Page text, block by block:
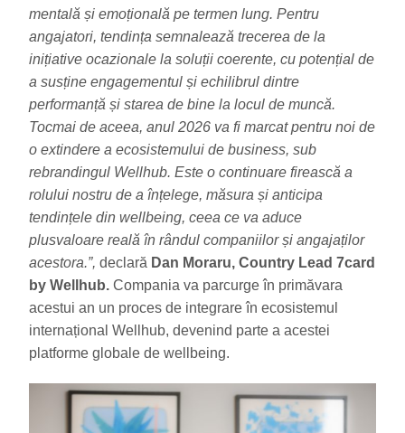
mentală și emoțională pe termen lung. Pentru
angajatori, tendința semnalează trecerea de la
inițiative ocazionale la soluții coerente, cu potențial de
a susține engagementul și echilibrul dintre
performanță și starea de bine la locul de muncă.
Tocmai de aceea, anul 2026 va fi marcat pentru noi de
o extindere a ecosistemului de business, sub
rebrandingul Wellhub. Este o continuare firească a
rolului nostru de a înțelege, măsura și anticipa
tendințele din wellbeing, ceea ce va aduce
plusvaloare reală în rândul companiilor și angajaților
acestora.”, declară Dan Moraru, Country Lead 7card
by Wellhub. Compania va parcurge în primăvara
acestui an un proces de integrare în ecosistemul
internațional Wellhub, devenind parte a acestei
platforme globale de wellbeing.